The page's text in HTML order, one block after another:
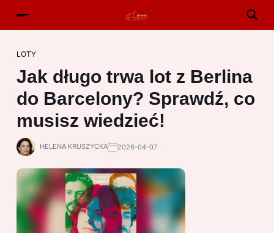
LOTY
Jak długo trwa lot z Berlina
do Barcelony? Sprawdź, co
musisz wiedzieć!
HELENA KRUSZYCKA 2026-04-07